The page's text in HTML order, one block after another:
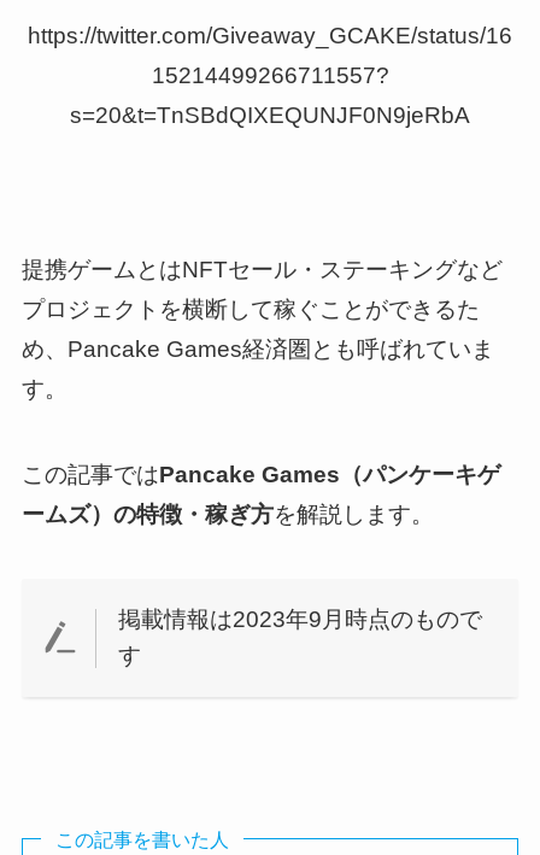
https://twitter.com/Giveaway_GCAKE/status/16
15214499266711557?
s=20&t=TnSBdQIXEQUNJF0N9jeRbA
提携ゲームとはNFTセール・ステーキングなど
プロジェクトを横断して稼ぐことができるた
め、Pancake Games経済圏とも呼ばれていま
す。
この記事ではPancake Games（パンケーキゲ
ームズ）の特徴・稼ぎ方を解説します。
掲載情報は2023年9月時点のもので
す
この記事を書いた人